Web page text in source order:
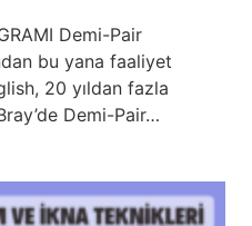
Demi-Pair
bu yana faaliyet
20 yıldan fazla
Demi-Pair…